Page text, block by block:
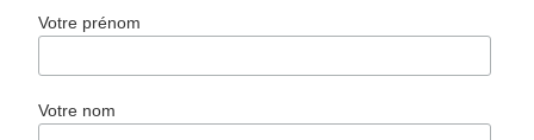
Votre prénom
Votre nom